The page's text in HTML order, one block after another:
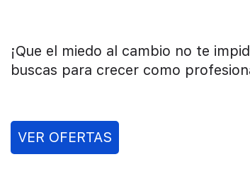
¡Que el miedo al cambio no te
buscas para crecer como
VER OFERTAS